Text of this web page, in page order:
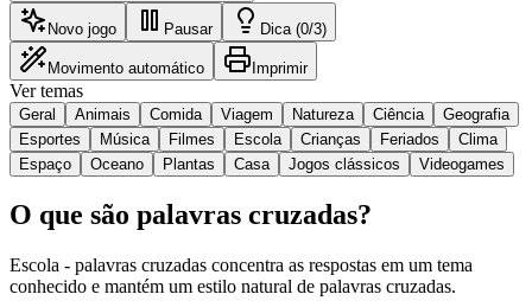
Novo jogo Pausar Dica (0/3)
Movimento automático Imprimir
Ver temas
Geral Animais Comida Viagem Natureza Ciência
Geografia
Esportes
Música Filmes Escola Crianças Feriados
Clima
Espaço
Oceano Plantas Casa Jogos clássicos Videogames
O que são palavras cruzadas?
Escola - palavras cruzadas concentra as respostas em um tema
conhecido e mantém um estilo natural de palavras cruzadas.